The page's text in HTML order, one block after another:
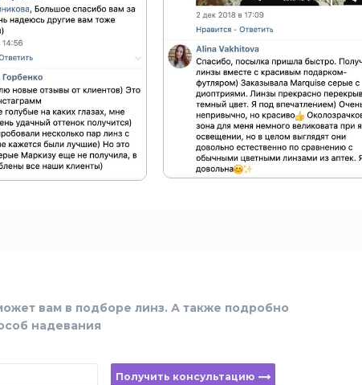
вам в подборе линз. А также подробно
надевания
Получить консультацию